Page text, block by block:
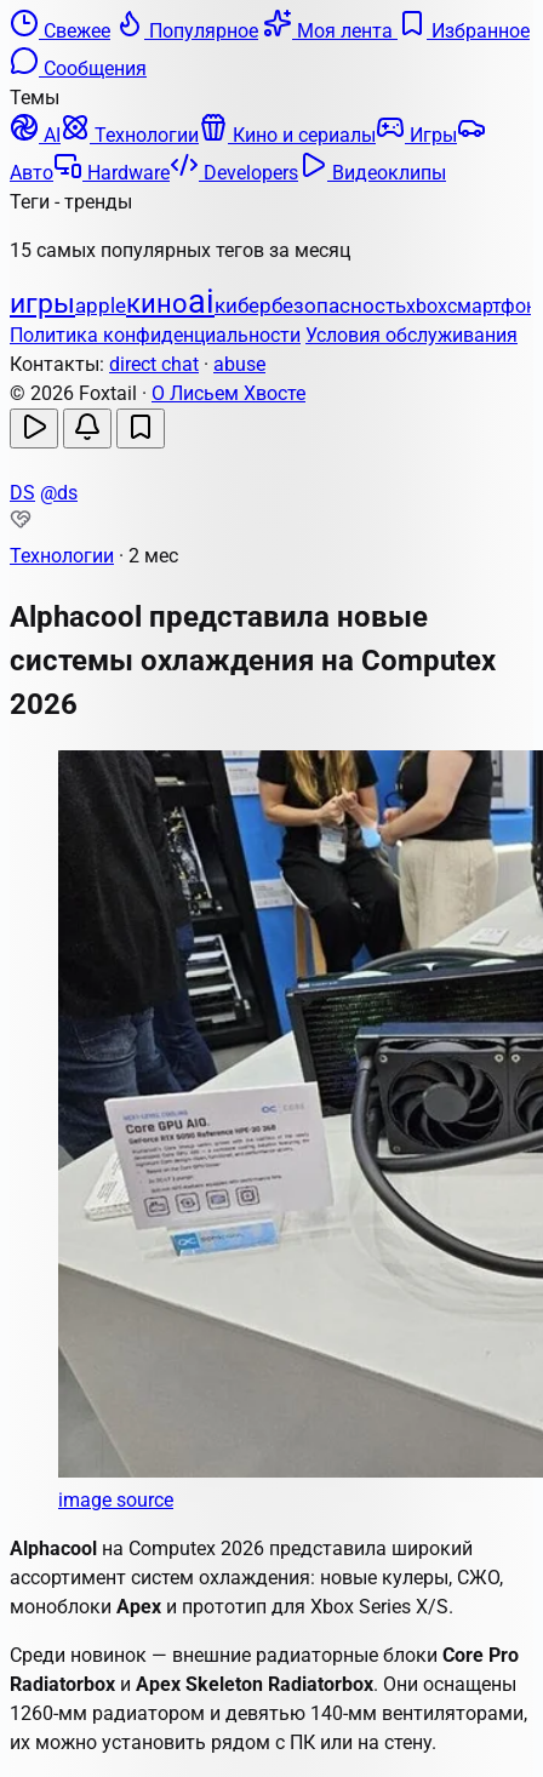
Свежее Популярное Моя лента
Избранное
Сообщения
Темы
AI
Технологии Кино и сериалы
Игры
Авто
Hardware Developers
Видеоклипы
Теги - тренды
15 самых популярных тегов за месяц
игрыappleкиноaiкибербезопасностьxbox
Политика конфиденциальности Условия обслуживания
Контакты: direct chat · abuse
© 2026 Foxtail · О Лисьем Хвосте
DS @ds
Технологии · 2 мес
Alphacool представила новые
системы охлаждения на Computex
2026
image source
Alphacool на Computex 2026 представила широкий
ассортимент систем охлаждения: новые кулеры, СЖО,
моноблоки Apex и прототип для Xbox Series X/S.
Среди новинок — внешние радиаторные блоки Core Pro
Radiatorbox и Apex Skeleton Radiatorbox. Они оснащены
1260-мм радиатором и девятью 140-мм вентиляторами,
их можно установить рядом с ПК или на стену.